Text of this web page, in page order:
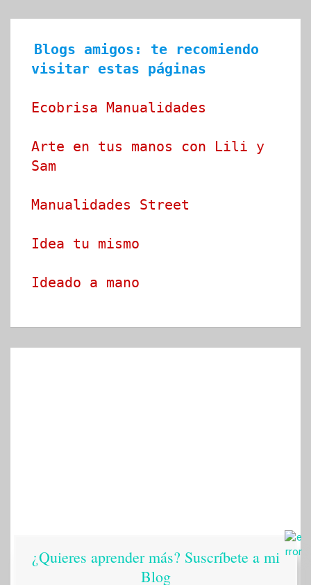
Blogs amigos: te recomiendo
visitar estas páginas
Ecobrisa Manualidades
Arte en tus manos con Lili y
Sam
Manualidades Street
Idea tu mismo
Ideado a mano
¿Quieres aprender más? Suscríbete a mi
Blog